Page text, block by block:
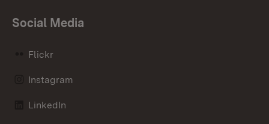
Social Media
Flickr
Instagram
LinkedIn